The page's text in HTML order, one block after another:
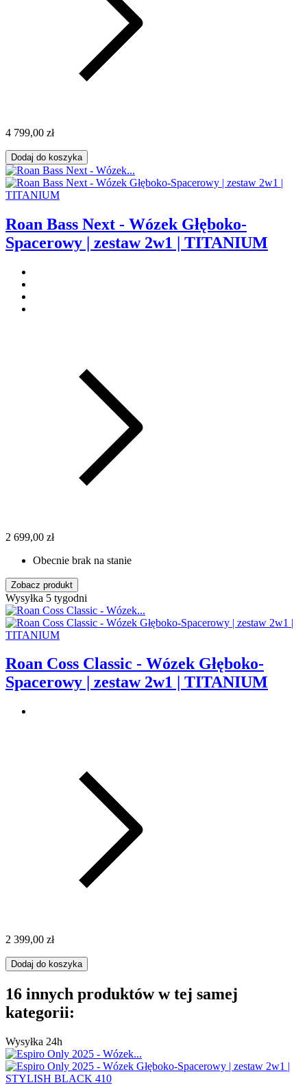
4 799,00 zł
Dodaj do koszyka
Roan Bass Next - Wózek Głęboko-
Spacerowy | zestaw 2w1 | TITANIUM
2 699,00 zł
Obecnie brak na stanie
Zobacz produkt
Wysyłka 5 tygodni
Roan Coss Classic - Wózek Głęboko-
Spacerowy | zestaw 2w1 | TITANIUM
2 399,00 zł
Dodaj do koszyka
16 innych produktów w tej samej
kategorii:
Wysyłka 24h